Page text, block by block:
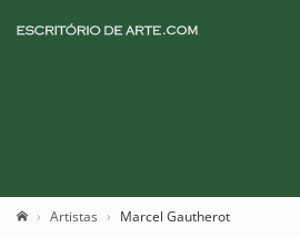
Artistas Marcel Gautherot